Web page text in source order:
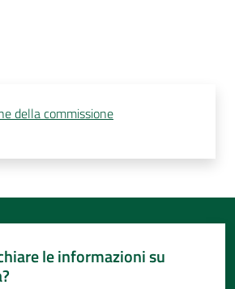
della commissione
le informazioni su